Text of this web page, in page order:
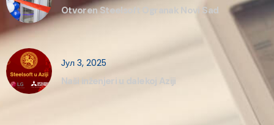
Otvoren Steelsoft Ogranak Novi Sad
Јул 3, 2025
Naši inženjeri u dalekoj Aziji